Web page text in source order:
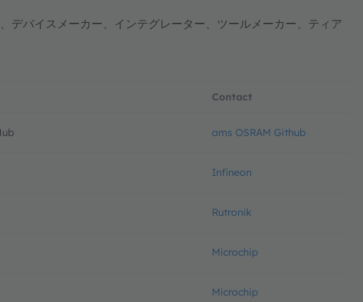
デバイスメーカー、インテグレーター、ツールメーカー、ティア
Contact
ams OSRAM Github
Infineon
Rutronik
Microchip
Microchip